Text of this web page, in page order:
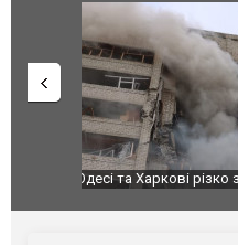
У парламенті Косово